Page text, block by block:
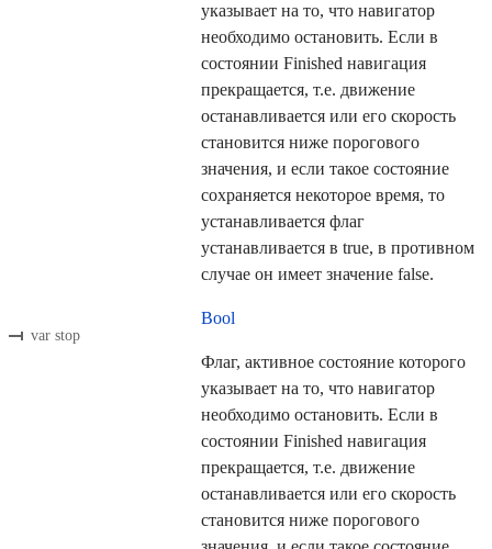
указывает на то, что навигатор
необходимо остановить. Если в
состоянии Finished навигация
прекращается, т.е. движение
останавливается или его скорость
становится ниже порогового
значения, и если такое состояние
сохраняется некоторое время, то
устанавливается флаг
устанавливается в true, в противном
случае он имеет значение false.
var stop
Bool
Флаг, активное состояние которого
указывает на то, что навигатор
необходимо остановить. Если в
состоянии Finished навигация
прекращается, т.е. движение
останавливается или его скорость
становится ниже порогового